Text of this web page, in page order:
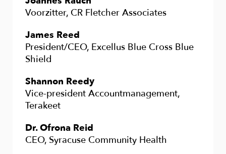
Voorzitter, CR Fletcher Associates
James Reed
President/CEO, Excellus Blue Cross Blue
Shield
Shannon Reedy
Vice-president Accountmanagement,
Terakeet
Dr. Ofrona Reid
CEO, Syracuse Community Health